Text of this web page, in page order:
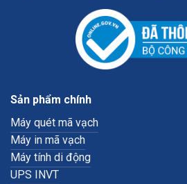
Sản phẩm chính
Máy quét mã vạch
Máy in mã vạch
Máy tính di động
UPS INVT